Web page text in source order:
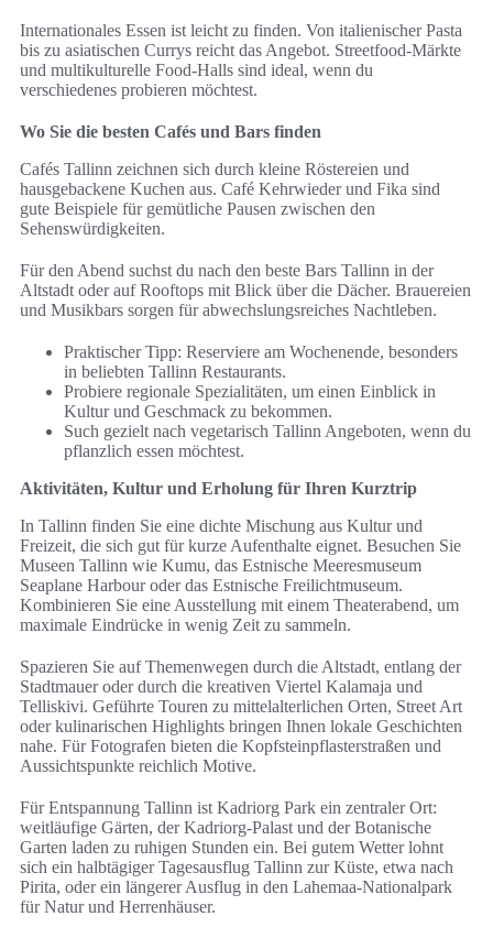
Internationales Essen ist leicht zu finden. Von italienischer Pasta
bis zu asiatischen Currys reicht das Angebot. Streetfood-Märkte
und multikulturelle Food-Halls sind ideal, wenn du
verschiedenes probieren möchtest.
Wo Sie die besten Cafés und Bars finden
Cafés Tallinn zeichnen sich durch kleine Röstereien und
hausgebackene Kuchen aus. Café Kehrwieder und Fika sind
gute Beispiele für gemütliche Pausen zwischen den
Sehenswürdigkeiten.
Für den Abend suchst du nach den beste Bars Tallinn in der
Altstadt oder auf Rooftops mit Blick über die Dächer. Brauereien
und Musikbars sorgen für abwechslungsreiches Nachtleben.
Praktischer Tipp: Reserviere am Wochenende, besonders
in beliebten Tallinn Restaurants.
Probiere regionale Spezialitäten, um einen Einblick in
Kultur und Geschmack zu bekommen.
Such gezielt nach vegetarisch Tallinn Angeboten, wenn du
pflanzlich essen möchtest.
Aktivitäten, Kultur und Erholung für Ihren Kurztrip
In Tallinn finden Sie eine dichte Mischung aus Kultur und
Freizeit, die sich gut für kurze Aufenthalte eignet. Besuchen Sie
Museen Tallinn wie Kumu, das Estnische Meeresmuseum
Seaplane Harbour oder das Estnische Freilichtmuseum.
Kombinieren Sie eine Ausstellung mit einem Theaterabend, um
maximale Eindrücke in wenig Zeit zu sammeln.
Spazieren Sie auf Themenwegen durch die Altstadt, entlang der
Stadtmauer oder durch die kreativen Viertel Kalamaja und
Telliskivi. Geführte Touren zu mittelalterlichen Orten, Street Art
oder kulinarischen Highlights bringen Ihnen lokale Geschichten
nahe. Für Fotografen bieten die Kopfsteinpflasterstraßen und
Aussichtspunkte reichlich Motive.
Für Entspannung Tallinn ist Kadriorg Park ein zentraler Ort:
weitläufige Gärten, der Kadriorg-Palast und der Botanische
Garten laden zu ruhigen Stunden ein. Bei gutem Wetter lohnt
sich ein halbtägiger Tagesausflug Tallinn zur Küste, etwa nach
Pirita, oder ein längerer Ausflug in den Lahemaa-Nationalpark
für Natur und Herrenhäuser.